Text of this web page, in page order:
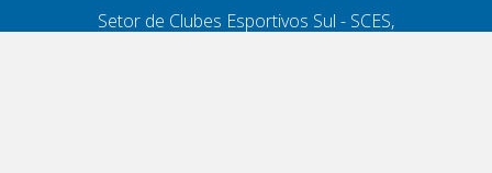
Setor de Clubes Esportivos Sul - SCES,